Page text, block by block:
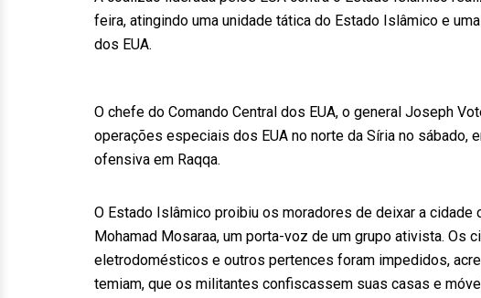
feira, atingindo uma unidade tática do Estado Islâmico e
dos EUA.
O chefe do Comando Central dos EUA, o general Joseph
operações especiais dos EUA no norte da Síria no sábado,
ofensiva em Raqqa.
O Estado Islâmico proibiu os moradores de deixar a
Mohamad Mosaraa, um porta-voz de um grupo ativista. Os
eletrodomésticos e outros pertences foram impedidos,
temiam, que os militantes confiscassem suas casas e